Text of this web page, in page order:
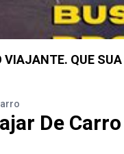
VIAJANTE. QUE
De Carro